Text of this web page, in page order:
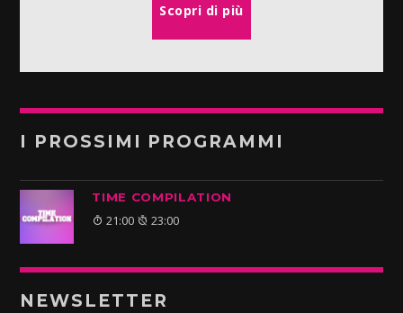
Scopri di più
I PROSSIMI PROGRAMMI
TIME COMPILATION
21:00 23:00
NEWSLETTER